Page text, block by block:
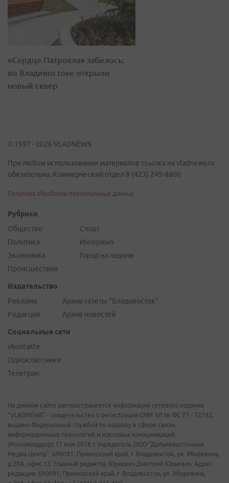
«Сердце Патрокла» забилось:
во Владивостоке открыли
новый сквер
© 1997 - 2026 VLADNEWS
При любом использовании материалов ссылка на vladnews.ru
обязательна. Коммерческий отдел 8 (423) 249-8800
Политика обработки персональных данных
Рубрики
Общество
Политика
Экономика
Происшествия
Спорт
Интервью
Город на ладони
Издательство
Реклама
Редакция
Архив газеты "Владивосток"
Архив новостей
Социальные сети
vkontakte
Одноклассники
Телеграм
На данном сайте распространяется информация сетевого издания
"VLADNEWS" - свидетельство о регистрации СМИ ЭЛ № ФС 77 - 72742,
выдано Федеральной службой по надзору в сфере связи,
информационных технологий и массовых коммуникаций
(Роскомнадзор) 17 мая 2018 г. Учредитель ООО "Дальневосточный
Медиа Центр". 690091, Приморский край, г. Владивосток, ул. Уборевича,
д.20А, офис 13. Главный редактор Юркевич Дмитрий Юрьевич. Адрес
редакции: 690091, Приморский край, г. Владивосток, ул. Уборевича,